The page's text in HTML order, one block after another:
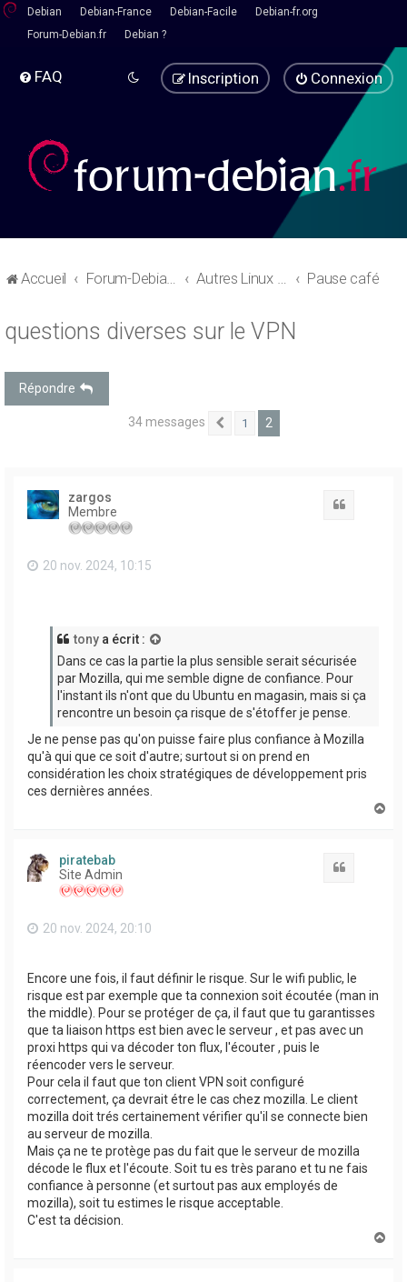
Debian Debian-France Debian-Facile
Debian-fr.org
Forum-Debian.fr
Debian ?
FAQ Connexion
Inscription
Accueil Forum-Debian.fr Autres Linux - Pause café Pause café
questions diverses sur le VPN
Répondre
34 messages Précédent
1 2
zargos
Membre
20 nov. 2024, 10:15
tony a écrit :
Dans ce cas la partie la plus sensible serait sécurisée
par Mozilla, qui me semble digne de confiance. Pour
l'instant ils n'ont que du Ubuntu en magasin, mais si ça
rencontre un besoin ça risque de s'étoffer je pense.
Je ne pense pas qu'on puisse faire plus confiance à Mozilla
qu'à qui que ce soit d'autre; surtout si on prend en
considération les choix stratégiques de développement pris
ces dernières années.
piratebab
Site Admin
20 nov. 2024, 20:10
Encore une fois, il faut définir le risque. Sur le wifi public, le
risque est par exemple que ta connexion soit écoutée (man in
the middle). Pour se protéger de ça, il faut que tu garantisses
que ta liaison https est bien avec le serveur , et pas avec un
proxi https qui va décoder ton flux, l'écouter , puis le
réencoder vers le serveur.
Pour cela il faut que ton client VPN soit configuré
correctement, ça devrait étre le cas chez mozilla. Le client
mozilla doit trés certainement vérifier qu'il se connecte bien
au serveur de mozilla.
Mais ça ne te protège pas du fait que le serveur de mozilla
décode le flux et l'écoute. Soit tu es très parano et tu ne fais
confiance à personne (et surtout pas aux employés de
mozilla), soit tu estimes le risque acceptable.
C'est ta décision.